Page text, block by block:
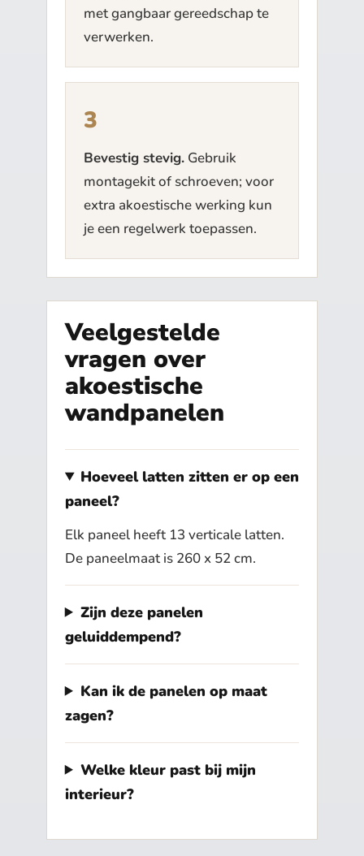
met gangbaar gereedschap te
verwerken.
Bevestig stevig.Gebruik
montagekit of schroeven; voor
extra akoestische werking kun
je een regelwerk toepassen.
Veelgestelde
vragen over
akoestische
wandpanelen
Hoeveel latten zitten er op een
paneel?
Elk paneel heeft 13 verticale latten.
De paneelmaat is 260 x 52 cm.
Zijn deze panelen
geluiddempend?
Kan ik de panelen op maat
zagen?
Welke kleur past bij mijn
interieur?